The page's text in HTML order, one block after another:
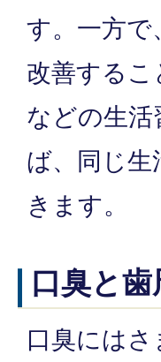
す。一方で
改善する
などの生
ば、同じ生
きます。
口臭と
口臭には